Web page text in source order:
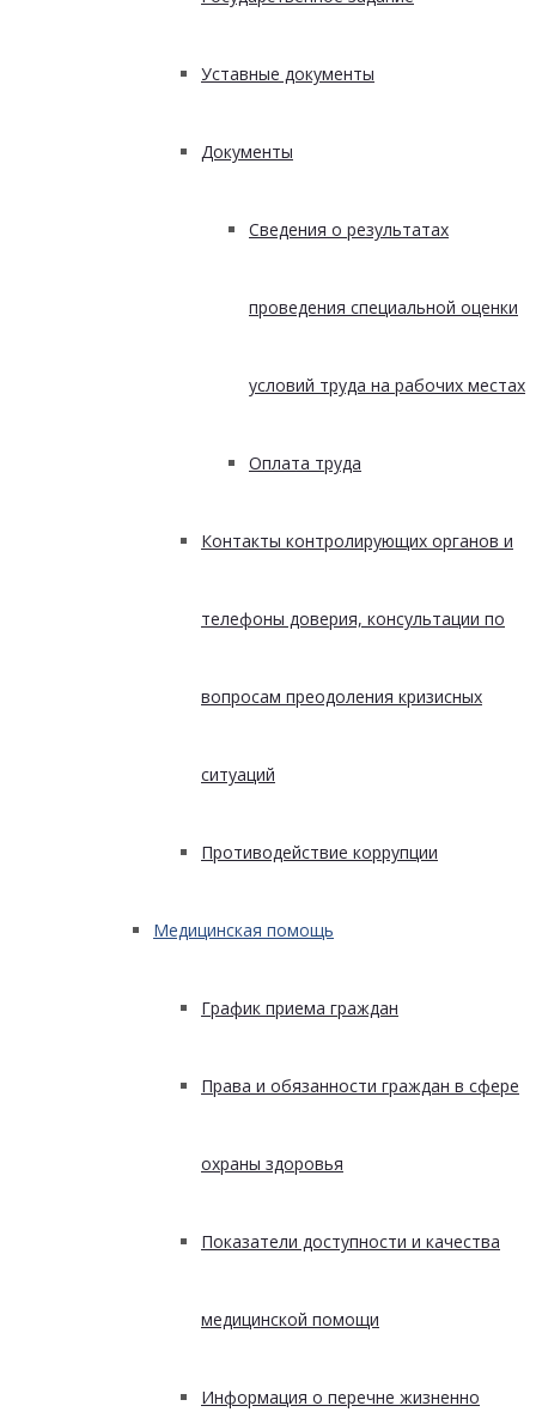
Уставные документы
Документы
Сведения о результатах
проведения специальной оценки
условий труда на рабочих местах
Оплата труда
Контакты контролирующих органов и
телефоны доверия, консультации по
вопросам преодоления кризисных
ситуаций
Противодействие коррупции
Медицинская помощь
График приема граждан
Права и обязанности граждан в сфере
охраны здоровья
Показатели доступности и качества
медицинской помощи
Информация о перечне жизненно